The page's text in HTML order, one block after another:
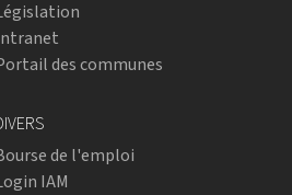
des communes
de l'emploi
IAM